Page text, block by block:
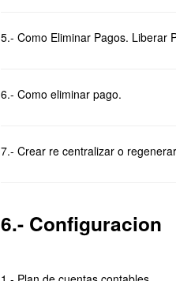
5.- Como Eliminar Pagos. Liberar
6.- Como eliminar pago.
7.- Crear re centralizar o
6.- Configuracion